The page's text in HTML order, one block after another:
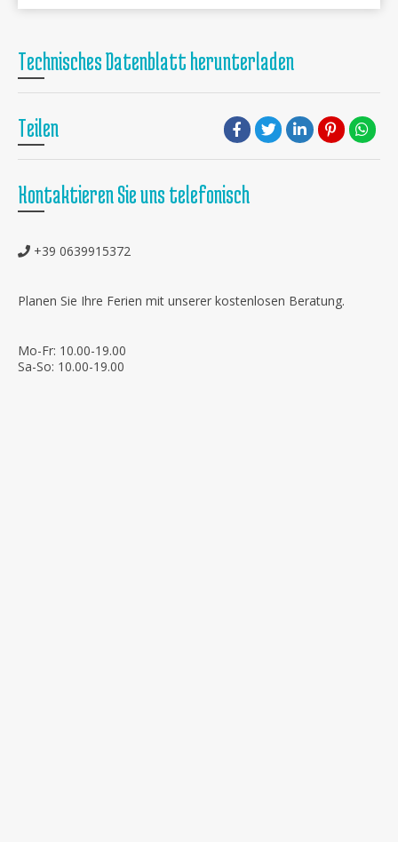
Technisches Datenblatt herunterladen
Teilen
Kontaktieren Sie uns telefonisch
+39 0639915372
Planen Sie Ihre Ferien mit unserer kostenlosen Beratung.
Mo-Fr: 10.00-19.00
Sa-So: 10.00-19.00